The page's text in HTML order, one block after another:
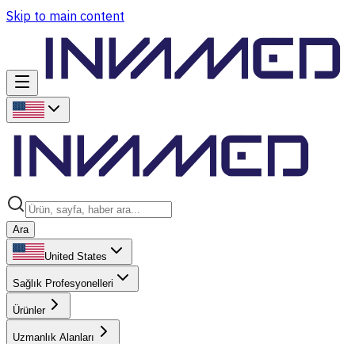
Skip to main content
Ara
United States
Sağlık Profesyonelleri
Ürünler
Uzmanlık Alanları